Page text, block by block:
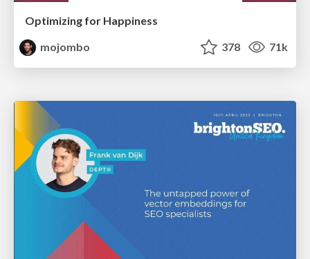
Optimizing for Happiness
mojombo
378 71k